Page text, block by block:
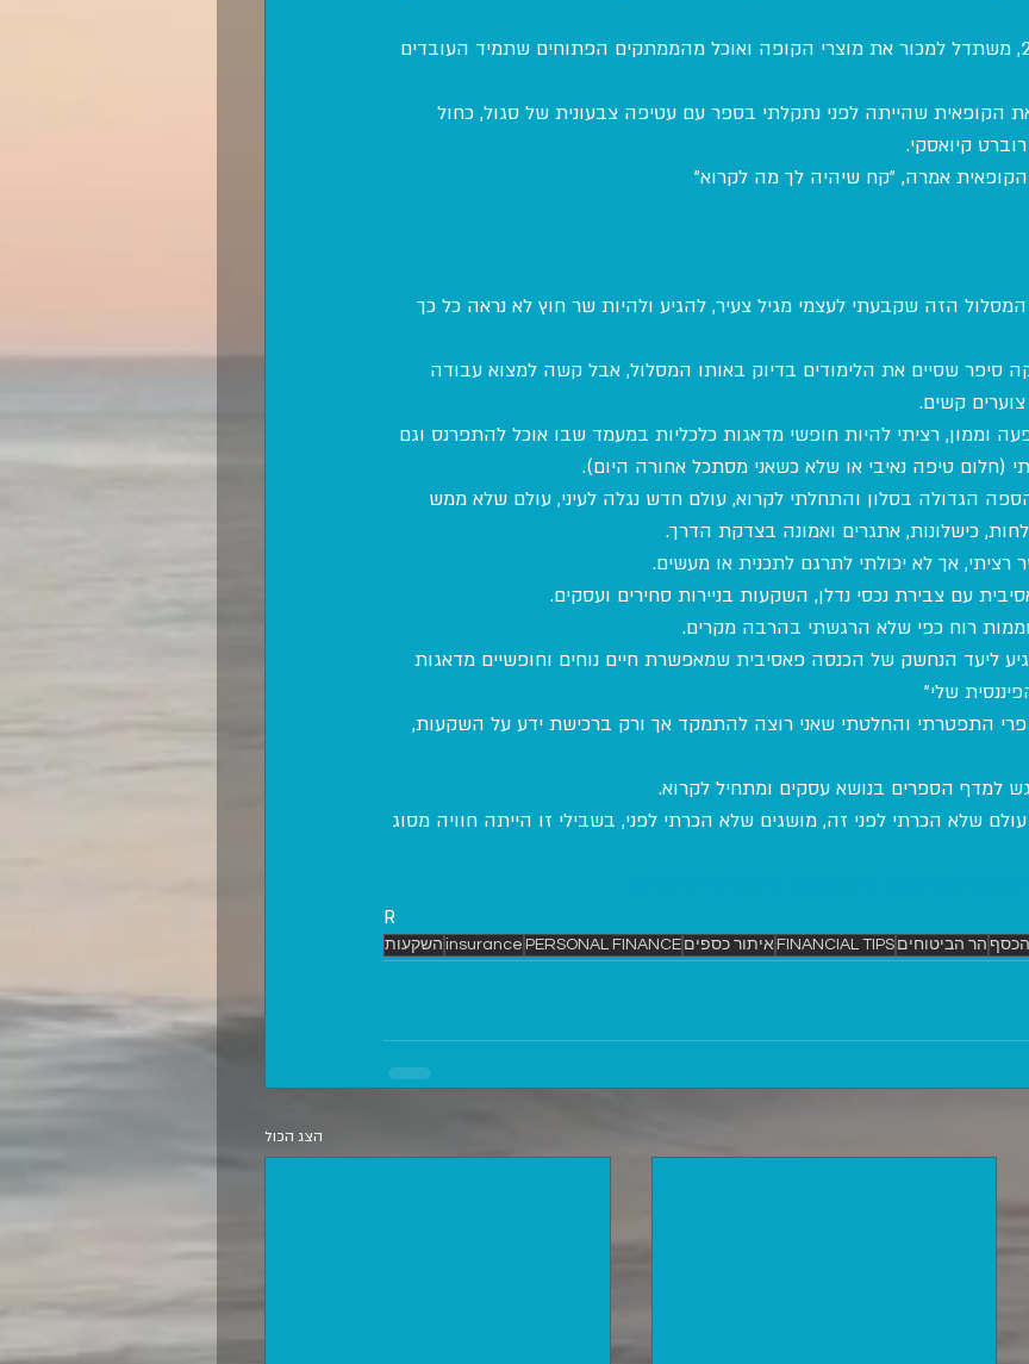
הייתי עובד שם במשמרות 24/7, משתדל למכור את מוצרי הקופה ואוכל מהממתקים הפתוחים שתמיד העובדים
הקופאית שהייתה לפני נתקלתי בספר עם עטיפה צבעונית של סגול, כחול
קיואסקי.
אמרה, "קח שיהיה לך מה לקרוא"
הזה שקבעתי לעצמי מגיל צעיר, להגיע ולהיות שר חוץ לא נראה כל כך
סיפר שסיים את הלימודים בדיוק באותו המסלול, אבל קשה למצוא עבודה
קשים.
וממון, רציתי להיות חופשי מדאגות כלכליות במעמד שבו אוכל להתפרנס וגם
(חלום טיפה נאיבי או שלא כשאני מסתכל אחורה היום).
הגדולה בסלון והתחלתי לקרוא, עולם חדש נגלה לעיני, עולם שלא ממש
כישלונות, אתגרים ואמונה בצדקת הדרך.
אך לא יכולתי לתרגם לתכנית או מעשים.
עם צבירת נכסי נדלן, השקעות בניירות סחירים ועסקים.
רוח כפי שלא הרגשתי בהרבה מקרים.
ליעד הנחשק של הכנסה פאסיבית שמאפשרת חיים נוחים וחופשיים מדאגות
שלי"
פרי התפטרתי והחלטתי שאני רוצה להתמקד אך ורק ברכישת ידע על השקעות,
למדף הספרים בנושא עסקים ומתחיל לקרוא.
עולם שלא הכרתי לפני זה, מושגים שלא הכרתי לפני, בשבילי זו הייתה חוויה מסוג
R
הר הביטוחים FINANCIAL TIPS איתור כספים PERSONAL FINANCE
insurance השקעות
הצג הכול